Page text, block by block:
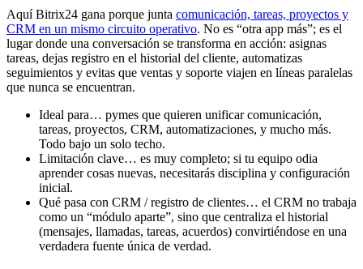
Aquí Bitrix24 gana porque junta comunicación, tareas, proyectos y
CRM en un mismo circuito operativo. No es “otra app más”; es el
lugar donde una conversación se transforma en acción: asignas
tareas, dejas registro en el historial del cliente, automatizas
seguimientos y evitas que ventas y soporte viajen en líneas paralelas
que nunca se encuentran.
Ideal para… pymes que quieren unificar comunicación,
tareas, proyectos, CRM, automatizaciones, y mucho más.
Todo bajo un solo techo.
Limitación clave… es muy completo; si tu equipo odia
aprender cosas nuevas, necesitarás disciplina y configuración
inicial.
Qué pasa con CRM / registro de clientes… el CRM no trabaja
como un “módulo aparte”, sino que centraliza el historial
(mensajes, llamadas, tareas, acuerdos) convirtiéndose en una
verdadera fuente única de verdad.